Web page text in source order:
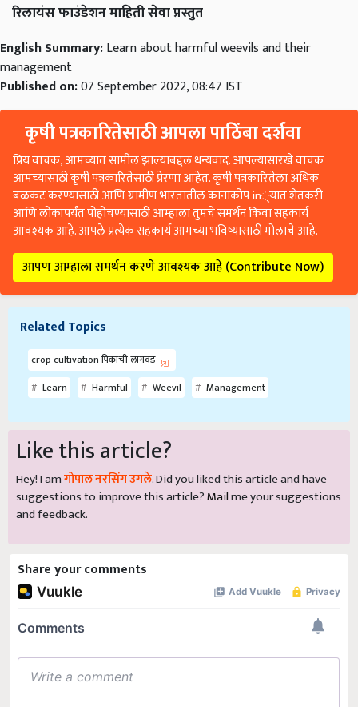
रिलायंस फाउंडेशन माहिती सेवा प्रस्तुत
English Summary:Learn about harmful weevils and their
management
Published on:07 September 2022, 08:47 IST
कृषी पत्रकारितेसाठी आपला पाठिंबा दर्शवा
प्रिय वाचक, आमच्यात सामील झाल्याबद्दल धन्यवाद. आपल्यासारखे वाचक
आमच्यासाठी कृषी पत्रकारितेसाठी प्रेरणा आहेत. कृषी पत्रकारितेला अधिक
बळकट करण्यासाठी आणि ग्रामीण भारतातील कानाकोप in्यात शेतकरी
आणि लोकांपर्यंत पोहोचण्यासाठी आम्हाला तुमचे समर्थन किंवा सहकार्य
आवश्यक आहे. आपले प्रत्येक सहकार्य आमच्या भविष्यासाठी मोलाचे आहे.
आपण आम्हाला समर्थन करणे आवश्यक आहे (Contribute Now)
Related Topics
crop cultivation पिकाची लागवड
Learn
Harmful Weevil Management
Like this article?
Hey! I amगोपाल नरसिंग उगले. Did you liked this article and have
suggestions to improve this article?Mailme your suggestions
and feedback.
Share your comments